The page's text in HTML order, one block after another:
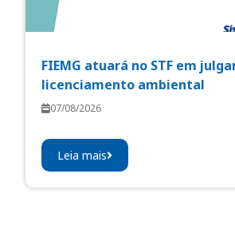
FIEMG atuará no STF em
licenciamento ambiental
07/08/2026
Leia mais